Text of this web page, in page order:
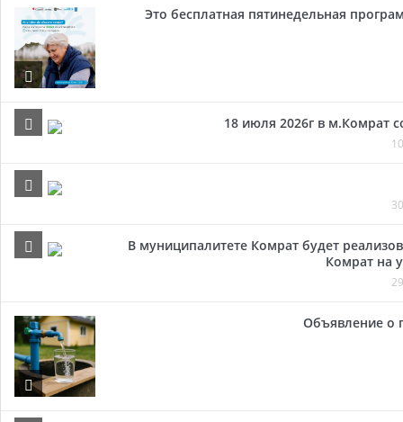
Это бесплатная пятинедельная
18 июля 2026г в м.Комрат
В муниципалитете Комрат будет
Комрат на
Объявление о